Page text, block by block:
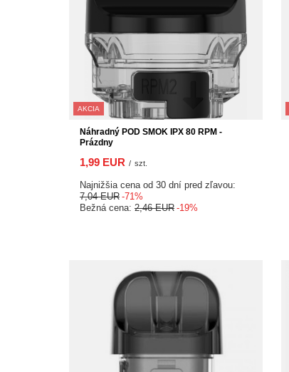
AKCIA
Náhradný POD SMOK IPX 80 RPM -
Prázdny
1,99 EUR / szt.
Najnižšia cena od 30 dní pred zľavou:
7,04 EUR -71%
Bežná cena: 2,46 EUR -19%